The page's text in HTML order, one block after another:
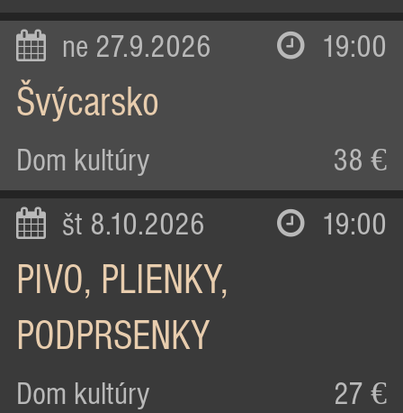
ne 27.9.2026 19:00
Švýcarsko
Dom kultúry 38 €
št 8.10.2026 19:00
PIVO, PLIENKY,
PODPRSENKY
Dom kultúry 27 €